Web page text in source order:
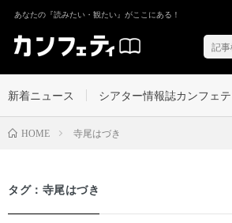
あなたの『読みたい・観たい』がここにある！
新着ニュース シアター情報誌カンフェテ
HOME 寺尾はづき
タグ：寺尾はづき